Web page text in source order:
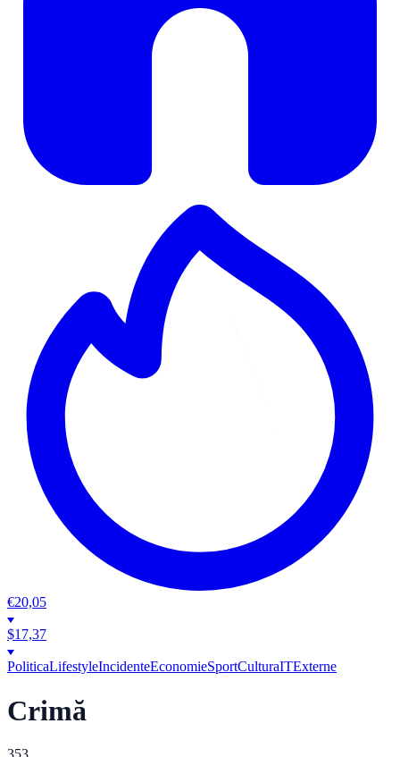
€20,05
$17,37
PoliticaLifestyleIncidenteEconomieSportCulturaITExterne
Crimă